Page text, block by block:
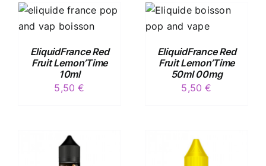
EliquidFrance Red
Fruit Lemon’Time
10ml
5,50€
/
DÉTAILS
EliquidFrance Red
Fruit Lemon’Time
50ml 00mg
5,50€